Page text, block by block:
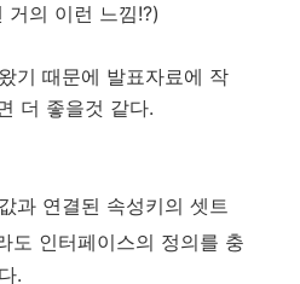
거의 이런 느낌!?)
기 때문에 발표자료에 작
더 좋을것 같다.
과 연결된 속성키의 셋트
도 인터페이스의 정의를 충
.